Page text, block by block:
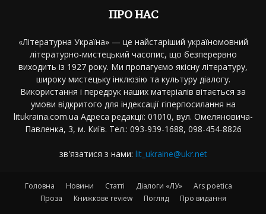
ПРО НАС
«Літературна Україна» — це найстаріший україномовний
літературно-мистецький часопис, що безперервно
виходить із 1927 року. Ми пропагуємо якісну літературу,
широку мистецьку інклюзію та культуру діалогу.
Використання і передрук наших матеріалів вітається за
умови відкритого для індексації гіперпосилання на
litukraina.com.ua Адреса редакції: 01010, вул. Омеляновича-
Павленка, 3, м. Київ. Тел.: 093-939-1688, 098-454-8826
зв'язатися з нами: lit_ukraine@ukr.net
Головна Новини Статті Діалоги «ЛУ»
Ars poetica
Проза
Книжкове review Погляд Про видання